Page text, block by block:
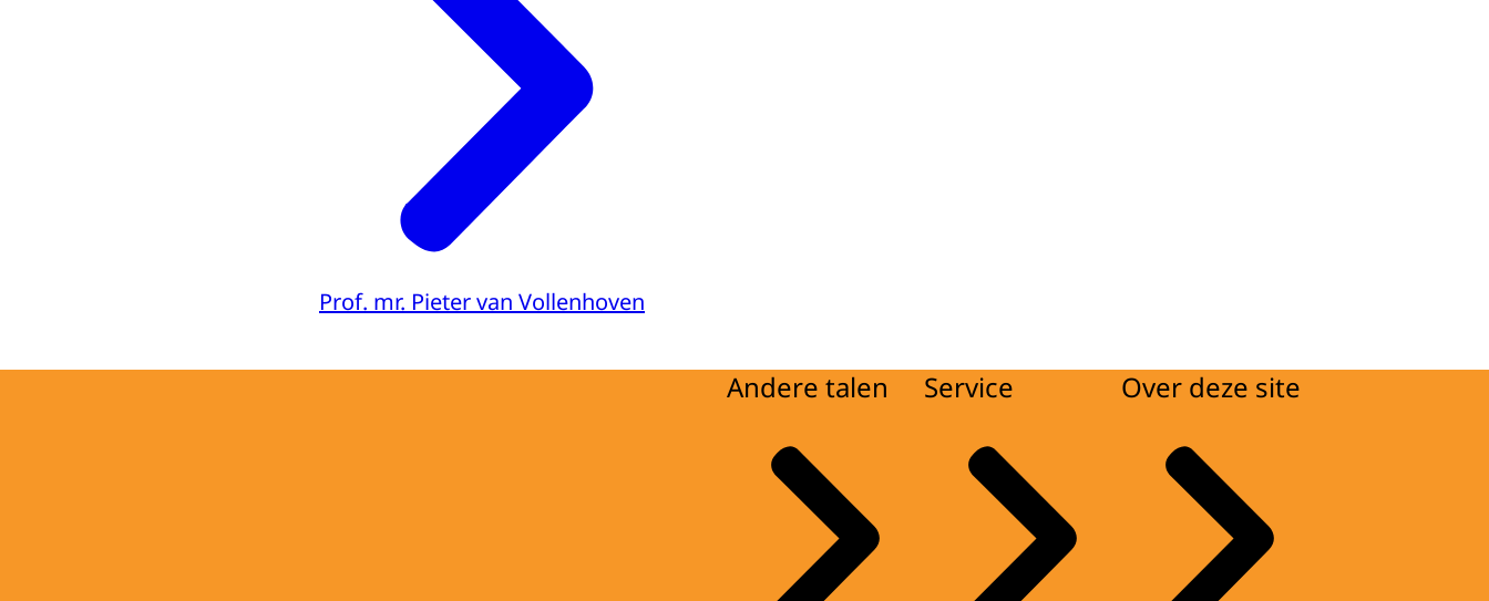
Prof. mr. Pieter van Vollenhoven
Andere talen Service Over deze site